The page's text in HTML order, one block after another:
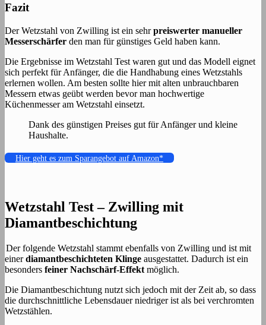
Fazit
Der Wetzstahl von Zwilling ist ein sehrpreiswerter manueller
Messerschärfer den man für günstiges Geld haben kann.
Die Ergebnisse im Wetzstahl Test waren gut und das Modell eignet
sich perfekt für Anfänger, die die Handhabung eines Wetzstahls
erlernen wollen. Am besten sollte hier mit alten unbrauchbaren
Messern etwas geübt werden bevor man hochwertige
Küchenmesser am Wetzstahl einsetzt.
Dank des günstigen Preises gut für Anfänger und kleine
Haushalte.
Hier geht es zum Sparangebot auf Amazon*
Wetzstahl Test – Zwilling mit
Diamantbeschichtung
Der folgende Wetzstahl stammt ebenfalls von Zwilling und ist mit
einerdiamantbeschichteten Klinge ausgestattet. Dadurch ist ein
besonders feiner Nachschärf-Effekt möglich.
Die Diamantbeschichtung nutzt sich jedoch mit der Zeit ab, so dass
die durchschnittliche Lebensdauer niedriger ist als bei verchromten
Wetzstählen.